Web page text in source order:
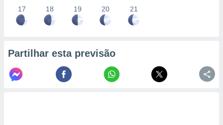
17 18 19 20 21
Partilhar esta previsão